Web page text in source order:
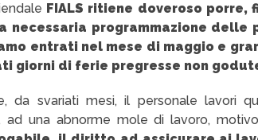
FIALS ritiene doveroso porre,
necessaria programmazione delle
entrati nel mese di maggio e
giorni di ferie pregresse non
da svariati mesi, il personale lavori
ad una abnorme mole di lavoro,